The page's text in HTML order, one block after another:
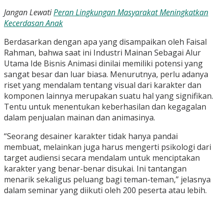
Jangan LewatiPeran Lingkungan Masyarakat Meningkatkan
Kecerdasan Anak
Berdasarkan dengan apa yang disampaikan oleh Faisal
Rahman, bahwa saat ini Industri Mainan Sebagai Alur
Utama Ide Bisnis Animasi dinilai memiliki potensi yang
sangat besar dan luar biasa. Menurutnya, perlu adanya
riset yang mendalam tentang visual dari karakter dan
komponen lainnya merupakan suatu hal yang signifikan.
Tentu untuk menentukan keberhasilan dan kegagalan
dalam penjualan mainan dan animasinya.
“Seorang desainer karakter tidak hanya pandai
membuat, melainkan juga harus mengerti psikologi dari
target audiensi secara mendalam untuk menciptakan
karakter yang benar-benar disukai. Ini tantangan
menarik sekaligus peluang bagi teman-teman,” jelasnya
dalam seminar yang diikuti oleh 200 peserta atau lebih.